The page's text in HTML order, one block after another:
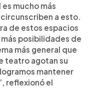
mucho más
a esto.
de estos espacios
posibilidades de
más general que
teatro agotan su
mantener
reflexionó el